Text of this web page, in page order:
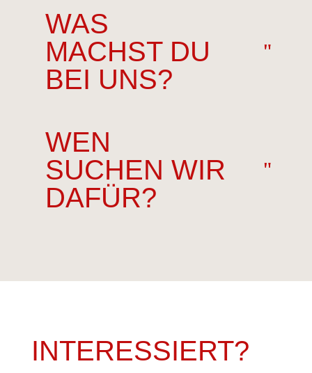
WAS
MACHST DU
BEI UNS?
WEN
SUCHEN WIR
DAFÜR?
INTERESSIERT?